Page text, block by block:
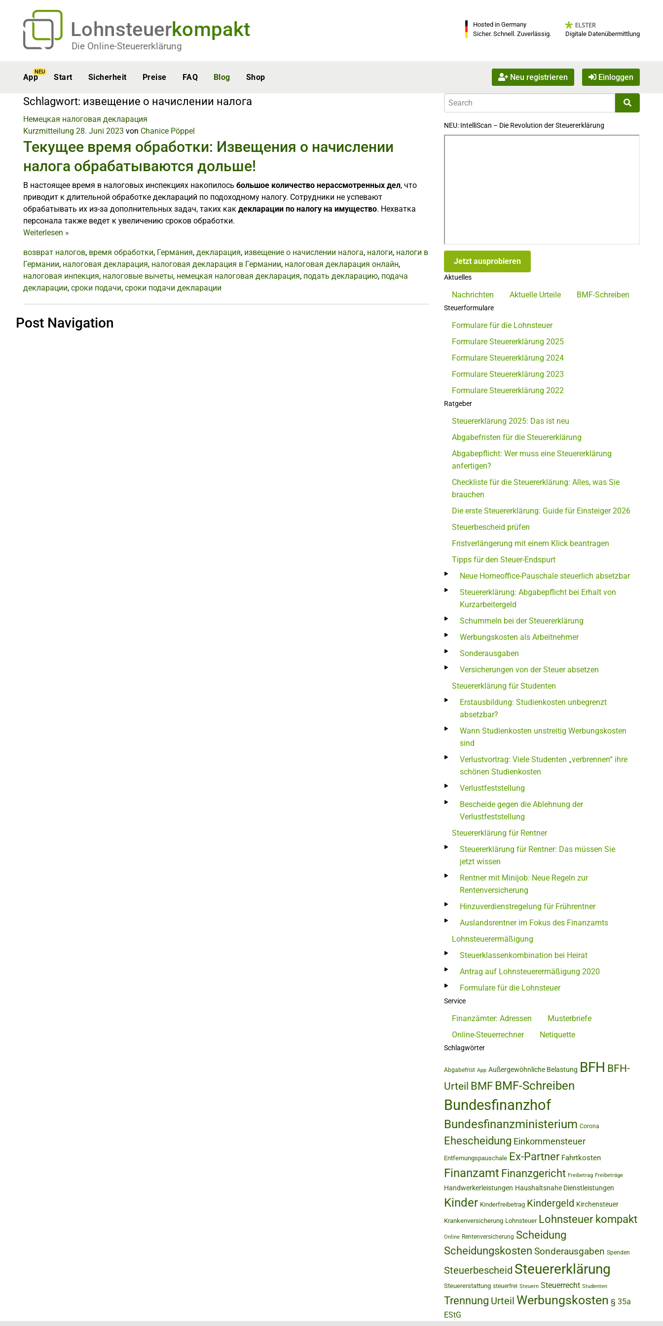
Lohnsteuerkompakt
Die Online-Steuererklärung
Hosted in Germany
Sicher. Schnell. Zuverlässig.
Digitale Datenübermittlung
App
NEU
Start Sicherheit Preise FAQ Blog Shop Neu registrieren Einloggen
Schlagwort: извещение о начислении налога
Немецкая налоговая декларация
Kurzmitteilung 28. Juni 2023 von Chanice Pöppel
Текущее время обработки: Извещения о начислении
налога обрабатываются дольше!
В настоящее время в налоговых инспекциях накопилось большое количество нерассмотренных дел, что
приводит к длительной обработке деклараций по подоходному налогу. Сотрудники не успевают
обрабатывать их из-за дополнительных задач, таких как декларации по налогу на имущество. Нехватка
персонала также ведет к увеличению сроков обработки.
Weiterlesen »
возврат налогов, время обработки, Германия, декларация, извещение о начислении налога, налоги, налоги в
Германии, налоговая декларация, налоговая декларация в Германии, налоговая декларация онлайн,
налоговая инпекция, налоговые вычеты, немецкая налоговая декларация, подать декларацию, подача
декларации, сроки подачи, сроки подачи декларации
Post Navigation
NEU: IntelliScan – Die Revolution der Steuererklärung
Jetzt ausprobieren
Aktuelles
Nachrichten Aktuelle Urteile BMF-Schreiben
Steuerformulare
Formulare für die Lohnsteuer
Formulare Steuererklärung 2025
Formulare Steuererklärung 2024
Formulare Steuererklärung 2023
Formulare Steuererklärung 2022
Ratgeber
Steuererklärung 2025: Das ist neu
Abgabefristen für die Steuererklärung
Abgabepflicht: Wer muss eine Steuererklärung
anfertigen?
Checkliste für die Steuererklärung: Alles, was Sie
brauchen
Die erste Steuererklärung: Guide für Einsteiger 2026
Steuerbescheid prüfen
Fristverlängerung mit einem Klick beantragen
Tipps für den Steuer-Endspurt
Neue Homeoffice-Pauschale steuerlich absetzbar
Steuererklärung: Abgabepflicht bei Erhalt von
Kurzarbeitergeld
Schummeln bei der Steuererklärung
Werbungskosten als Arbeitnehmer
Sonderausgaben
Versicherungen von der Steuer absetzen
Steuererklärung für Studenten
Erstausbildung: Studienkosten unbegrenzt
absetzbar?
Wann Studienkosten unstreitig Werbungskosten
sind
Verlustvortrag: Viele Studenten „verbrennen“ ihre
schönen Studienkosten
Verlustfeststellung
Bescheide gegen die Ablehnung der
Verlustfeststellung
Steuererklärung für Rentner
Steuererklärung für Rentner: Das müssen Sie
jetzt wissen
Rentner mit Minijob: Neue Regeln zur
Rentenversicherung
Hinzuverdienstregelung für Frührentner
Auslandsrentner im Fokus des Finanzamts
Lohnsteuerermäßigung
Steuerklassenkombination bei Heirat
Antrag auf Lohnsteuerermäßigung 2020
Formulare für die Lohnsteuer
Service
Finanzämter: Adressen
Musterbriefe
Online-Steuerrechner
Netiquette
Schlagwörter
Abgabefrist App Außergewöhnliche Belastung BFH BFH-
Urteil BMF BMF-Schreiben
Bundesfinanzhof
Bundesfinanzministerium Corona
Ehescheidung Einkommensteuer
Entfernungspauschale Ex-Partner Fahrtkosten
Finanzamt Finanzgericht Freibetrag Freibeträge
Handwerkerleistungen Haushaltsnahe Dienstleistungen
Kinder Kinderfreibetrag Kindergeld Kirchensteuer
Krankenversicherung Lohnsteuer Lohnsteuer kompakt
Online Rentenversicherung Scheidung
Scheidungskosten Sonderausgaben Spenden
Steuerbescheid Steuererklärung
Steuererstattung steuerfrei Steuern Steuerrecht Studenten
Trennung Urteil Werbungskosten § 35a
EStG